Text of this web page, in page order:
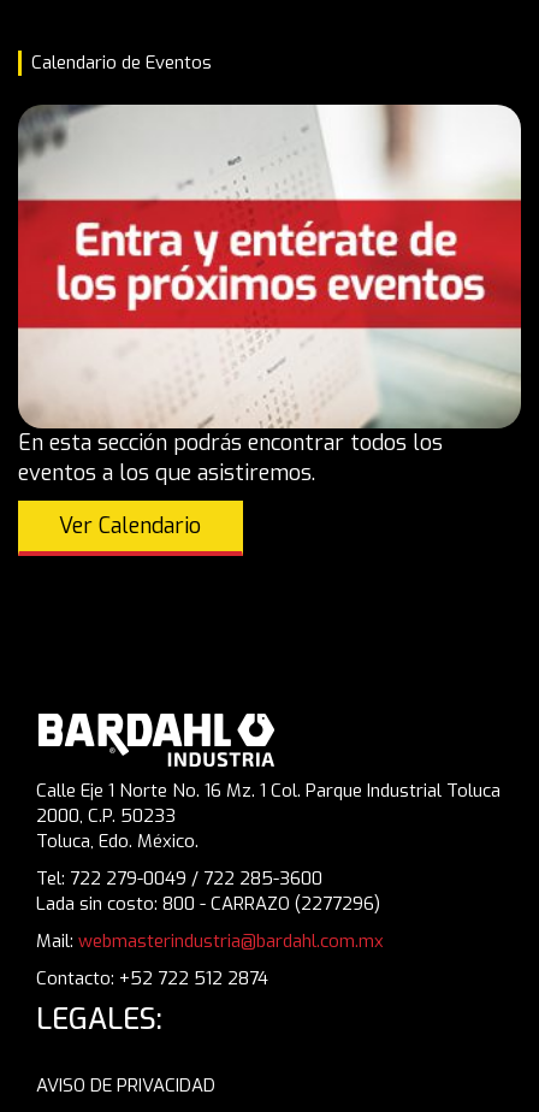
Calendario de Eventos
En esta sección podrás encontrar todos los
eventos a los que asistiremos.
Ver Calendario
Calle Eje 1 Norte No. 16 Mz. 1 Col. Parque Industrial Toluca
2000, C.P. 50233
Toluca, Edo. México.
Tel: 722 279-0049 / 722 285-3600
Lada sin costo: 800 - CARRAZO (2277296)
Mail: webmasterindustria@bardahl.com.mx
Contacto: +52 722 512 2874
LEGALES:
AVISO DE PRIVACIDAD